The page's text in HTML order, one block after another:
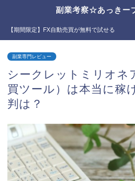
副業考察☆あっきー
【期間限定】FX自動売買が無料で試せる
副業専門レビュー
シークレットミリオネ
買ツール）は本当に稼
判は？